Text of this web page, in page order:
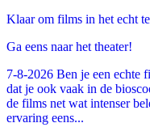
Klaar om films in het echt
Ga eens naar het theater!
7-8-2026 Ben je een echte
dat je ook vaak in de
de films net wat intenser
ervaring eens...